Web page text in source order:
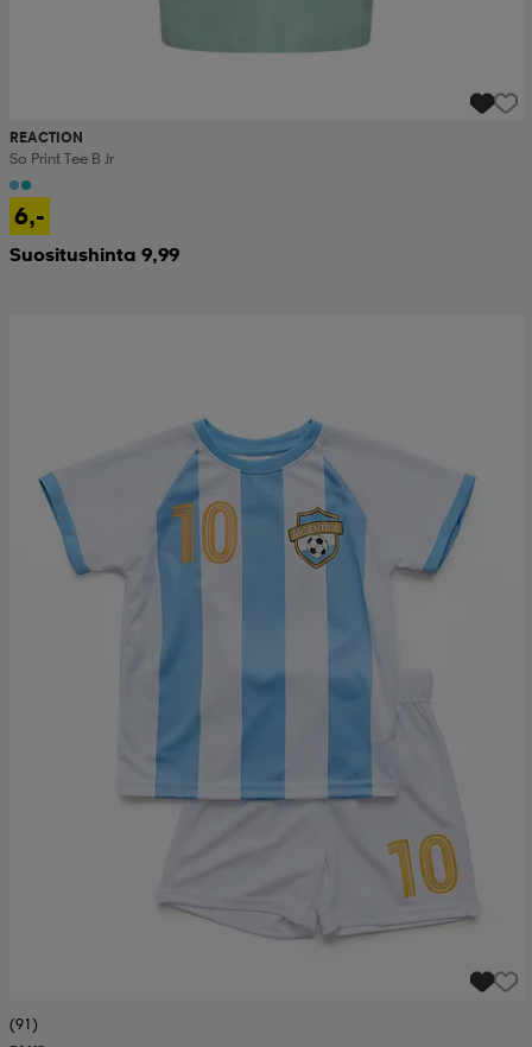
REACTION
So Print Tee B Jr
6,-
Suositushinta 9,99
(91)